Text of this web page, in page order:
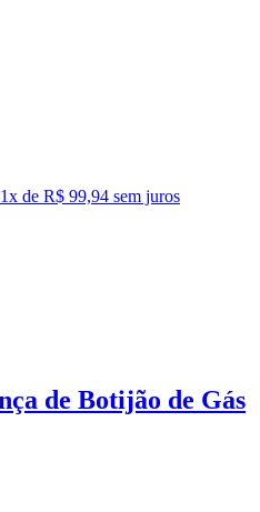
1x de R$ 99,94 sem juros
de Botijão de Gás